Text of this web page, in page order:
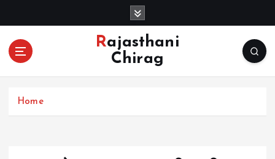
o
Rajasthani
Chirag
Home